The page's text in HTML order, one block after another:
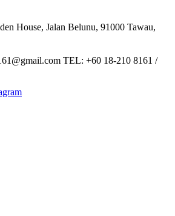
House, Jalan Belunu, 91000 Tawau,
TEL: +60 18-210 8161 /